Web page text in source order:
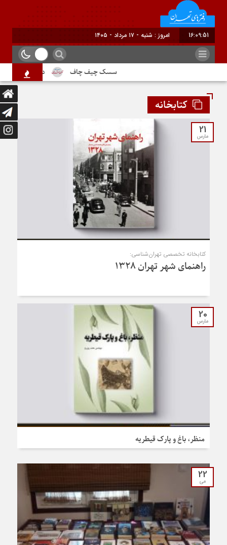
16:09:52 برابر با : Saturday - 8 August - 2026
سسک چیف چاف دم جنبانک ابلق
کتابخانه
21
مارس
کتابخانه تخصصی تهران‌شناسی:
راهنمای شهر تهران ۱۳۲۸
20
مارس
منظر، باغ و پارک قیطریه
22
می